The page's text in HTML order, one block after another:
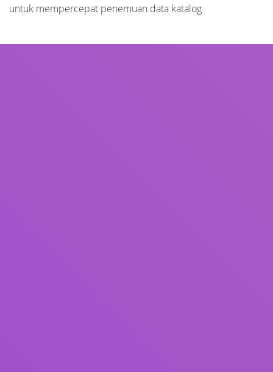
untuk mempercepat penemuan data katalog